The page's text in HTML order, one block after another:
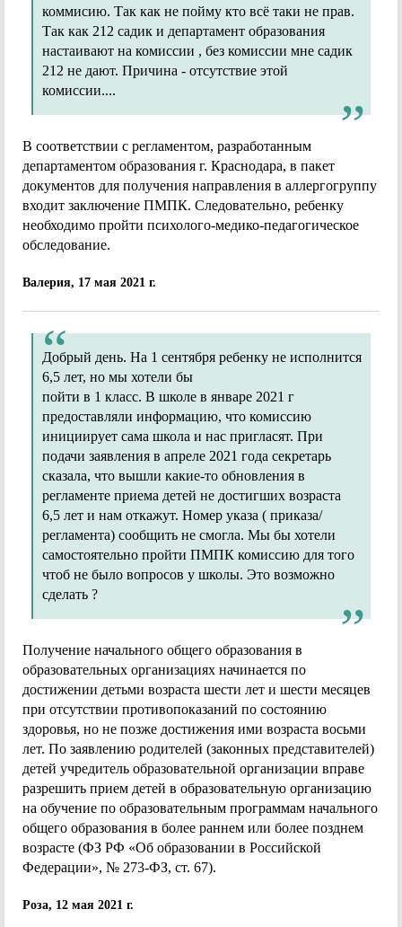
коммисию. Так как не пойму кто всё таки не прав.
Так как 212 садик и департамент образования
настаивают на комиссии , без комиссии мне садик
212 не дают. Причина - отсутствие этой
комиссии....
В соответствии с регламентом, разработанным
департаментом образования г. Краснодара, в пакет
документов для получения направления в аллергогруппу
входит заключение ПМПК. Следовательно, ребенку
необходимо пройти психолого-медико-педагогическое
обследование.
Валерия, 17 мая 2021 г.
Добрый день. На 1 сентября ребенку не исполнится
6,5 лет, но мы хотели бы
пойти в 1 класс. В школе в январе 2021 г
предоставляли информацию, что комиссию
инициирует сама школа и нас пригласят. При
подачи заявления в апреле 2021 года секретарь
сказала, что вышли какие-то обновления в
регламенте приема детей не достигших возраста
6,5 лет и нам откажут. Номер указа ( приказа/
регламента) сообщить не смогла. Мы бы хотели
самостоятельно пройти ПМПК комиссию для того
чтоб не было вопросов у школы. Это возможно
сделать ?
Получение начального общего образования в
образовательных организациях начинается по
достижении детьми возраста шести лет и шести месяцев
при отсутствии противопоказаний по состоянию
здоровья, но не позже достижения ими возраста восьми
лет. По заявлению родителей (законных представителей)
детей учредитель образовательной организации вправе
разрешить прием детей в образовательную организацию
на обучение по образовательным программам начального
общего образования в более раннем или более позднем
возрасте (ФЗ РФ «Об образовании в Российской
Федерации», № 273-ФЗ, ст. 67).
Роза, 12 мая 2021 г.